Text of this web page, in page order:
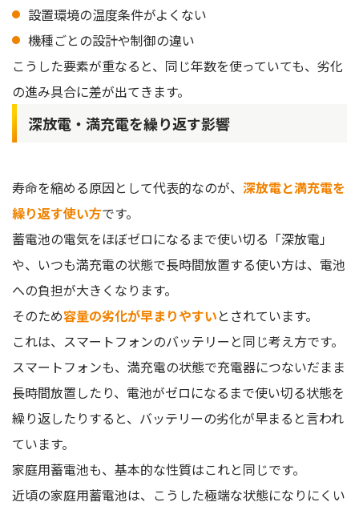
設置環境の温度条件がよくない
機種ごとの設計や制御の違い
こうした要素が重なると、同じ年数を使っていても、劣化
の進み具合に差が出てきます。
深放電・満充電を繰り返す影響
寿命を縮める原因として代表的なのが、 深放電と満充電を
繰り返す使い方です。
蓄電池の電気をほぼゼロになるまで使い切る「深放電」
や、いつも満充電の状態で長時間放置する使い方は、電池
への負担が大きくなります。
そのため容量の劣化が早まりやすいとされています。
これは、スマートフォンのバッテリーと同じ考え方です。
スマートフォンも、満充電の状態で充電器につないだまま
長時間放置したり、電池がゼロになるまで使い切る状態を
繰り返したりすると、バッテリーの劣化が早まると言われ
ています。
家庭用蓄電池も、基本的な性質はこれと同じです。
近頃の家庭用蓄電池は、こうした極端な状態になりにくい